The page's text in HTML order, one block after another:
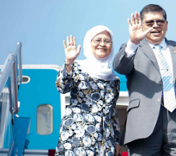
体育
国际
旅游
友谊桥梁
史海